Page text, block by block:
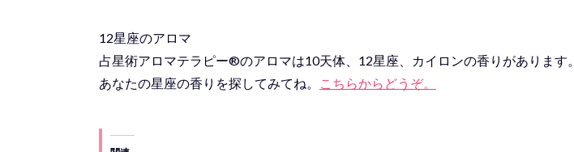
12星座のアロマ
占星術アロマテラピー®︎のアロマは10天体、12星座、カイロンの香りがあります。
あなたの星座の香りを探してみてね。
こちらからどうぞ。